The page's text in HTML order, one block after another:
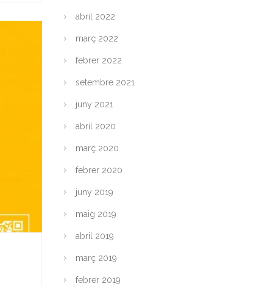
abril 2022
març 2022
febrer 2022
setembre 2021
juny 2021
abril 2020
març 2020
febrer 2020
juny 2019
maig 2019
abril 2019
març 2019
febrer 2019